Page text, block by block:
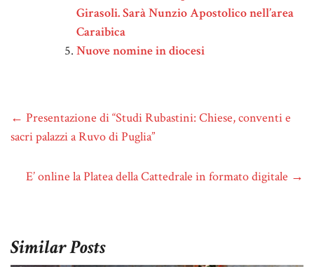
Girasoli. Sarà Nunzio Apostolico nell’area
Caraibica
Nuove nomine in diocesi
← Presentazione di “Studi Rubastini: Chiese, conventi e
sacri palazzi a Ruvo di Puglia”
E’ online la Platea della Cattedrale in formato digitale →
Similar Posts